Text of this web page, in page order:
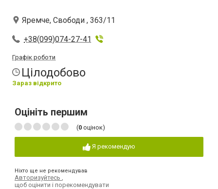
Яремче, Свободи , 363/11
+38(099)074-27-41
Графік роботи
Цілодобово
Зараз відкрито
Оцініть першим
(0 оцінок)
Я рекомендую
Ніхто ще не рекомендував
Авторизуйтесь
щоб оцінити і порекомендувати